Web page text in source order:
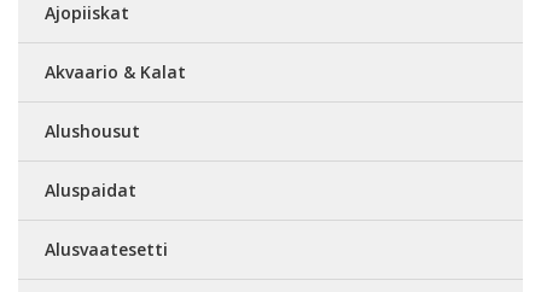
Ajopiiskat
Akvaario & Kalat
Alushousut
Aluspaidat
Alusvaatesetti